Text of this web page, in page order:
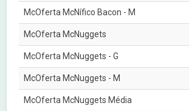
McOferta McNífico Bacon - M
McOferta McNuggets
McOferta McNuggets - G
McOferta McNuggets - M
McOferta McNuggets Média